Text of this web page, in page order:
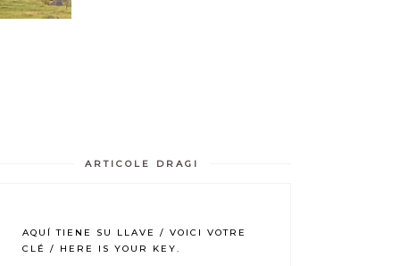
ARTICOLE DRAGI
AQUÍ TIENE SU LLAVE / VOICI VOTRE
CLÉ / HERE IS YOUR KEY.